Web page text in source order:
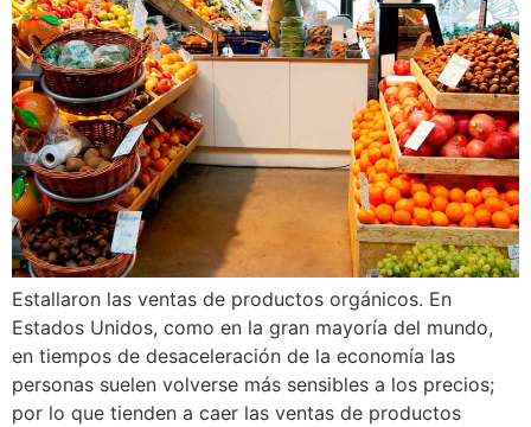
Estallaron las ventas de productos orgánicos. En
Estados Unidos, como en la gran mayoría del mundo,
en tiempos de desaceleración de la economía las
personas suelen volverse más sensibles a los precios;
por lo que tienden a caer las ventas de productos